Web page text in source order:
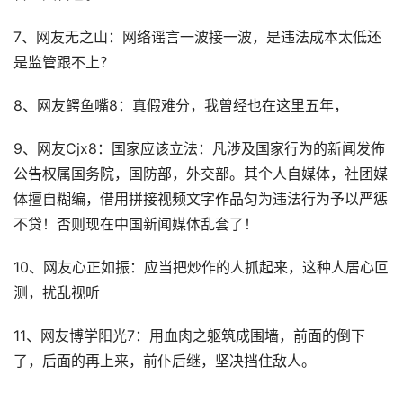
7、网友无之山：网络谣言一波接一波，是违法成本太低还
是监管跟不上？
8、网友鳄鱼嘴8：真假难分，我曾经也在这里五年，
9、网友Cjx8：国家应该立法：凡涉及国家行为的新闻发佈
公告权属国务院，国防部，外交部。其个人自媒体，社团媒
体擅自糊编，借用拼接视频文字作品匀为违法行为予以严惩
不贷！否则现在中国新闻媒体乱套了！
10、网友心正如振：应当把炒作的人抓起来，这种人居心叵
测，扰乱视听
11、网友博学阳光7：用血肉之躯筑成围墙，前面的倒下
了，后面的再上来，前仆后继，坚决挡住敌人。